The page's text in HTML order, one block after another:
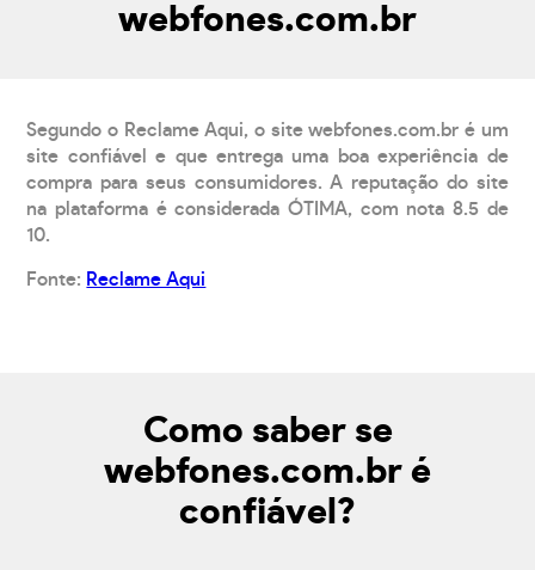
webfones.com.br
Segundo o Reclame Aqui, o site webfones.com.br é um
site confiável e que entrega uma boa experiência de
compra para seus consumidores. A reputação do site
na plataforma é considerada ÓTIMA, com nota 8.5 de
10.
Fonte: Reclame Aqui
Como saber se
webfones.com.br é
confiável?